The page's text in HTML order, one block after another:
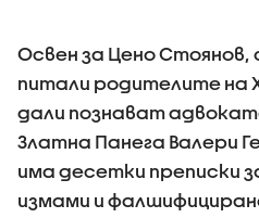
Освен за Цено
питали родителите на
дали познават
Златна Панега Валери
има десетки преписки
измами и